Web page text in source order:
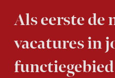
Als eerste de
vacatures in